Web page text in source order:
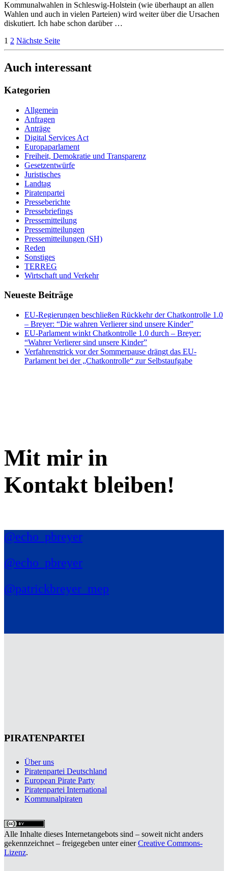
Kommunalwahlen in Schleswig-Holstein (wie überhaupt an allen
Wahlen und auch in vielen Parteien) wird weiter über die Ursachen
diskutiert. Ich habe schon darüber …
1 2 Nächste Seite
Auch interessant
Kategorien
Allgemein
Anfragen
Anträge
Digital Services Act
Europaparlament
Freiheit, Demokratie und Transparenz
Gesetzentwürfe
Juristisches
Landtag
Piratenpartei
Presseberichte
Pressebriefings
Pressemitteilung
Pressemitteilungen
Pressemitteilungen (SH)
Reden
Sonstiges
TERREG
Wirtschaft und Verkehr
Neueste Beiträge
EU-Regierungen beschließen Rückkehr der Chatkontrolle 1.0
– Breyer: “Die wahren Verlierer sind unsere Kinder”
EU-Parlament winkt Chatkontrolle 1.0 durch – Breyer:
“Wahrer Verlierer sind unsere Kinder”
Verfahrenstrick vor der Sommerpause drängt das EU-
Parlament bei der „Chatkontrolle“ zur Selbstaufgabe
Mit mir in
Kontakt bleiben!
@echo_pbreyer
@echo_pbreyer
@patrickbreyer_mep
PIRATENPARTEI
Über uns
Piratenpartei Deutschland
European Pirate Party
Piratenpartei International
Kommunalpiraten
Alle Inhalte dieses Internetangebots sind – soweit nicht anders
gekennzeichnet – freigegeben unter einerCreative Commons-
Lizenz.